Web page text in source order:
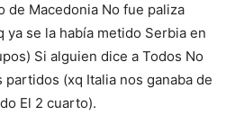
de Macedonia No fue paliza
ya se la había metido Serbia en
Si alguien dice a Todos No
partidos (xq Italia nos ganaba de
El 2 cuarto).